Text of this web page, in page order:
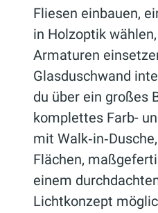
Fliesen einbauen,
in Holzoptik
Armaturen
Glasduschwand
du über ein großes
komplettes Farb-
mit
Flächen,
einem
Lichtkonzept